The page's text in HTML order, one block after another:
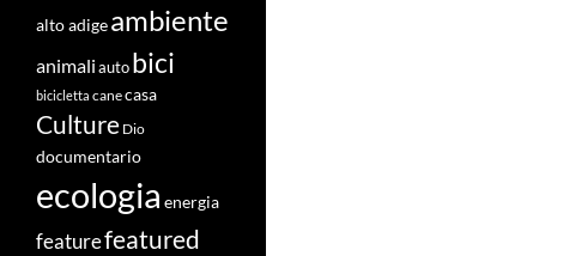
alto adigeambiente
animali auto bici
bicicletta canecasa
Culture Dio
documentario
ecologia energia
featurefeatured